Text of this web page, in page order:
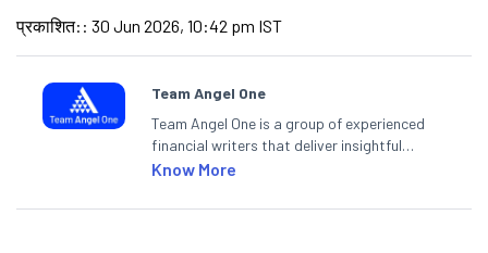
प्रकाशित: : 30 Jun 2026, 10:42 pm IST
Team Angel One
Team Angel One is a group of experienced
financial writers that deliver insightful
articles on the stock market, IPO, economy,
categories.
Know More